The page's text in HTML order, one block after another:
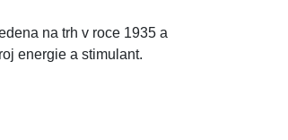
na trh v roce 1935 a
energie a stimulant.